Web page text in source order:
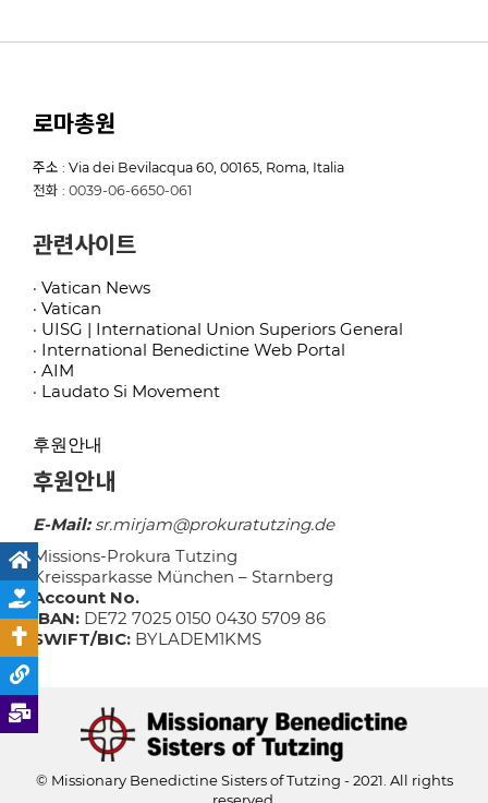
로마총원
주소 : Via dei Bevilacqua 60, 00165, Roma, Italia
전화 : 0039-06-6650-061
관련사이트
· Vatican News
· Vatican
· UISG | International Union Superiors General
· International Benedictine Web Portal
· AIM
· Laudato Si Movement
후원안내
후원안내
E-Mail:sr.mirjam@prokuratutzing.de
Missions-Prokura Tutzing
Kreissparkasse München – Starnberg
Account No.
IBAN: DE72 7025 0150 0430 5709 86
SWIFT/BIC: BYLADEM1KMS
© Missionary Benedictine Sisters of Tutzing - 2021. All rights